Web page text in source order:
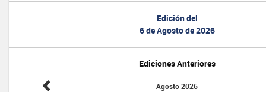
Edición del
6 de Agosto de 2026
Ediciones Anteriores
Agosto 2026